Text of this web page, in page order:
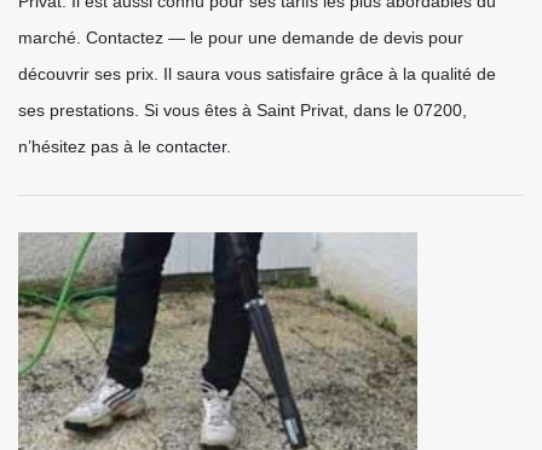
marché. Contactez — le pour une demande de devis pour
découvrir ses prix. Il saura vous satisfaire grâce à la qualité de
ses prestations. Si vous êtes à Saint Privat, dans le 07200,
n’hésitez pas à le contacter.